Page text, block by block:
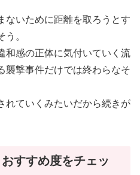
ないために距離を取ろうとす
。
和感の正体に気付いていく流
襲撃事件だけでは終わらなそ
れていくみたいだから続きが
すすめ度をチェッ